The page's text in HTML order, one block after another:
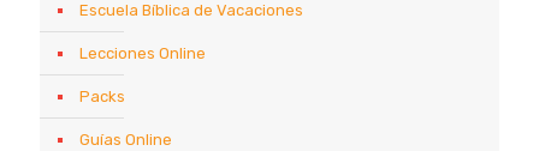
Escuela Bíblica de Vacaciones
Lecciones Online
Packs
Guías Online